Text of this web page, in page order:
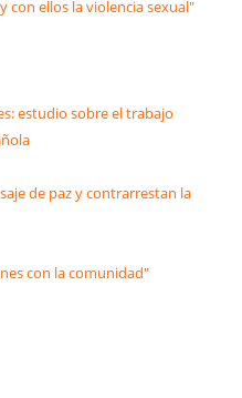
con ellos la violencia sexual"
estudio sobre el trabajo
de paz y contrarrestan la
con la comunidad"